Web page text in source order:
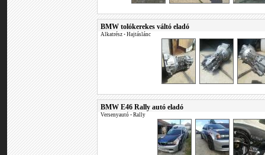
BMW tolókerekes váltó eladó
Alkatrész • Hajtáslánc
BMW E46 Rally autó eladó
Versenyautó • Rally